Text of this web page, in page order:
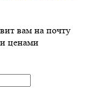
вам на почту
ценами